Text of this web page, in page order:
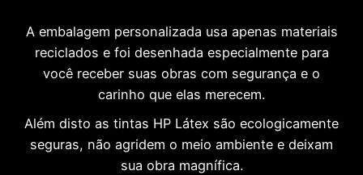
A embalagem personalizada usa apenas materiais
reciclados e foi desenhada especialmente para
você receber suas obras com segurança e o
carinho que elas merecem.
Além disto as tintas HP Látex são ecologicamente
seguras, não agridem o meio ambiente e deixam
sua obra magnífica.